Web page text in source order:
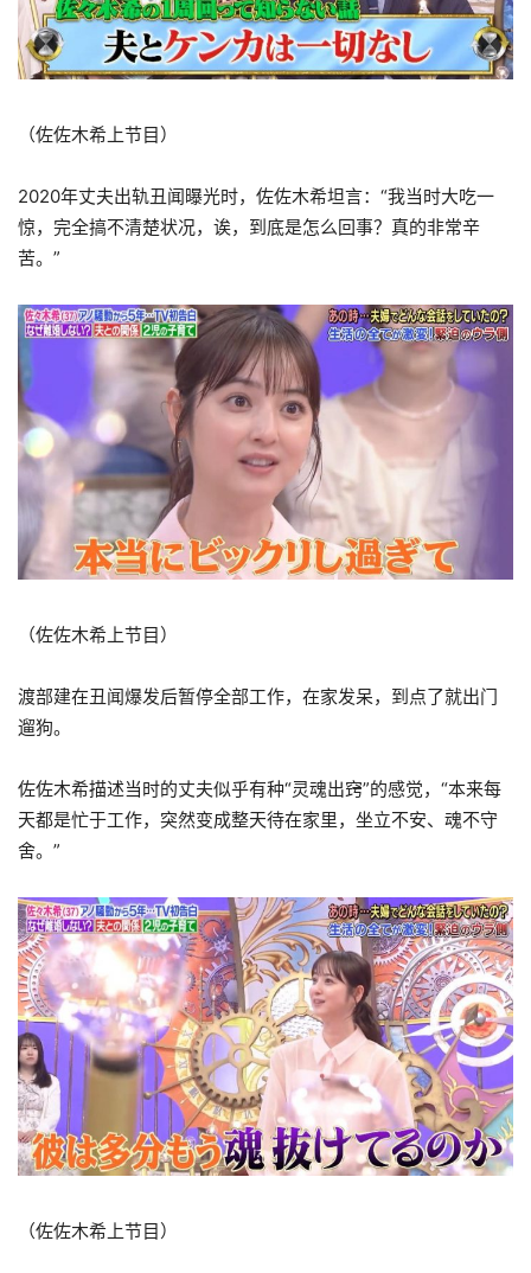
（佐佐木希上节目）
2020年丈夫出轨丑闻曝光时，佐佐木希坦言：“我当时大吃一
惊，完全搞不清楚状况，诶，到底是怎么回事？真的非常辛
苦。”
（佐佐木希上节目）
渡部建在丑闻爆发后暂停全部工作，在家发呆，到点了就出门
遛狗。
佐佐木希描述当时的丈夫似乎有种“灵魂出窍”的感觉，“本来每
天都是忙于工作，突然变成整天待在家里，坐立不安、魂不守
舍。”
（佐佐木希上节目）